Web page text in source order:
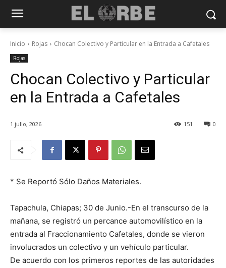
Inicio Rojas Chocan Colectivo y Particular en la Entrada a Cafetales
Rojas
Chocan Colectivo y Particular
en la Entrada a Cafetales
1 julio, 2026 0
151
* Se Reportó Sólo Daños Materiales.
Tapachula, Chiapas; 30 de Junio.-En el transcurso de la
mañana, se registró un percance automovilístico en la
entrada al Fraccionamiento Cafetales, donde se vieron
involucrados un colectivo y un vehículo particular.
De acuerdo con los primeros reportes de las autoridades